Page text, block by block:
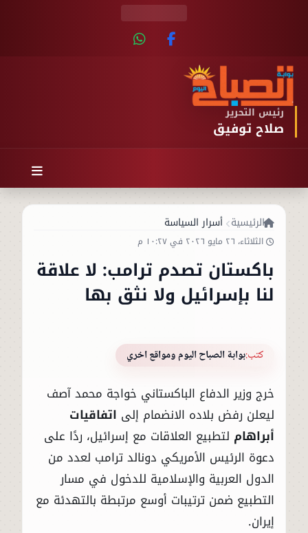
رئيس التحرير
صلاح توفيق
الرئيسية أسرار السياسة
الثلاثاء، ٢٦ مايو ٢٠٢٦ في ١٠:٢٧ م
باكستان تصدم ترامب: لا علاقة
لنا بإسرائيل ولا نثق بها
كتب:بوابة الصباح اليوم ومواقع اخري
خرج وزير الدفاع الباكستاني خواجة محمد آصف
ليعلن رفض بلاده الانضمام إلى اتفاقيات
أبراهام لتطبيع العلاقات مع إسرائيل، ردًا على
دعوة الرئيس الأمريكي دونالد ترامب لعدد من
الدول العربية والإسلامية للدخول في مسار
التطبيع ضمن ترتيبات أوسع مرتبطة بالتهدئة مع
إيران.